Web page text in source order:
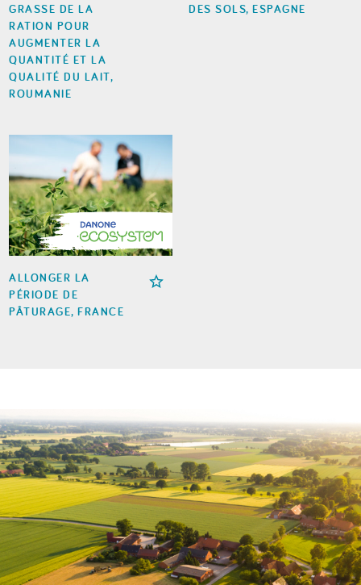
GRASSE DE LA
RATION POUR
AUGMENTER LA
QUANTITÉ ET LA
QUALITÉ DU LAIT,
ROUMANIE
DES SOLS, ESPAGNE
ALLONGER LA
PÉRIODE DE
PÂTURAGE, FRANCE